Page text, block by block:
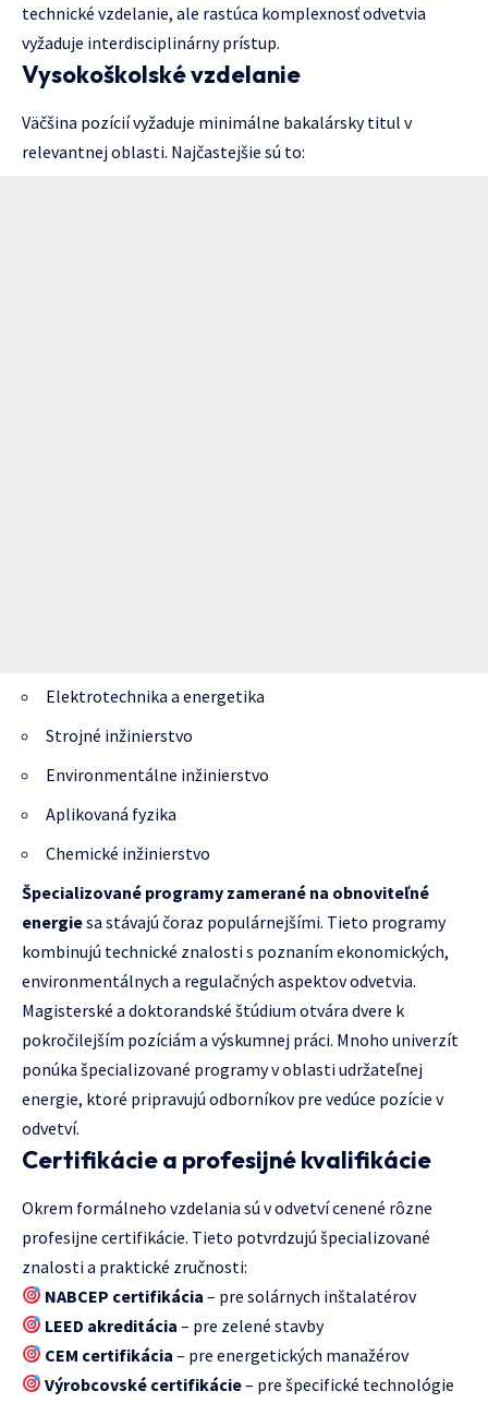
technické vzdelanie, ale rastúca komplexnosť odvetvia
vyžaduje interdisciplinárny prístup.
Vysokoškolské vzdelanie
Väčšina pozícií vyžaduje minimálne bakalársky titul v
relevantnej oblasti. Najčastejšie sú to:
Elektrotechnika a energetika
Strojné inžinierstvo
Environmentálne inžinierstvo
Aplikovaná fyzika
Chemické inžinierstvo
Špecializované programy zamerané na obnoviteľné
energiesa stávajú čoraz populárnejšími. Tieto programy
kombinujú technické znalosti s poznaním ekonomických,
environmentálnych a regulačných aspektov odvetvia.
Magisterské a doktorandské štúdium otvára dvere k
pokročilejším pozíciám a výskumnej práci. Mnoho univerzít
ponúka špecializované programy v oblasti udržateľnej
energie, ktoré pripravujú odborníkov pre vedúce pozície v
odvetví.
Certifikácie a profesijné kvalifikácie
Okrem formálneho vzdelania sú v odvetví cenené rôzne
profesijne certifikácie. Tieto potvrdzujú špecializované
znalosti a praktické zručnosti:
NABCEP certifikácia – pre solárnych inštalatérov
LEED akreditácia – pre zelené stavby
CEM certifikácia – pre energetických manažérov
Výrobcovské certifikácie– pre špecifické technológie